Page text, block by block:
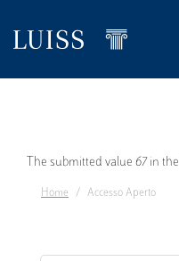
contenuto
Messaggio
di
The submitted value 67 in the
Home Accesso Aperto